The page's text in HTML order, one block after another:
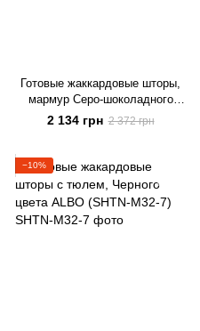
Готовые жаккардовые шторы,
мармур Cеро-шоколадного
цвета, с тюлем (SHTN-K3-2)
2 134 грн 2 372 грн
−10%